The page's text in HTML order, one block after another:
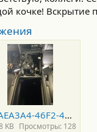
кочке! Вскрытие
DDAEA3A4-46F2-4021-8BCC-85AC6A5665EB.jpeg
KB Просмотры: 128